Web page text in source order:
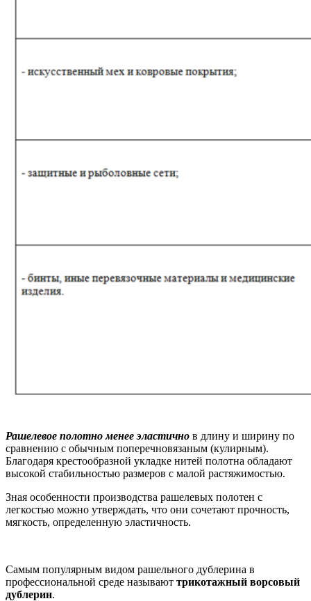
Рашелевое полотно менее эластично в длину и ширину по
сравнению с обычным поперечновязаным (кулирным).
Благодаря крестообразной укладке нитей полотна обладают
высокой стабильностью размеров с малой растяжимостью.
Зная особенности производства рашелевых полотен с
легкостью можно утверждать, что они сочетают прочность,
мягкость, определенную эластичность.
Самым популярным видом рашельного дублерина в
профессиональной среде называют трикотажный ворсовый
дублерин.